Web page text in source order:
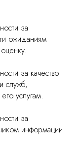
за
ожиданиям
за качество
служб,
услугам.
за
информации